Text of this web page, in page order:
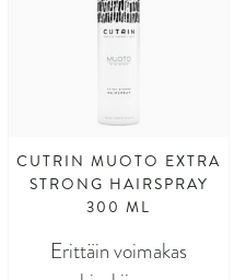
CUTRIN MUOTO EXTRA
STRONG HAIRSPRAY
300 ML
Erittäin voimakas